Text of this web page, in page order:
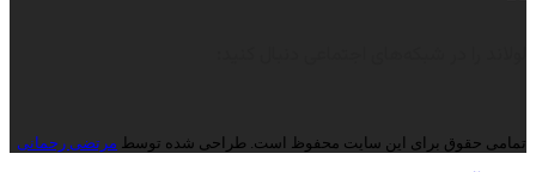
تمامی حقوق برای این سایت محفوظ است. طراحی شده توسط مرتضی رحمانی